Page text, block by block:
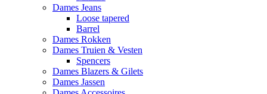
Dames Jeans
Loose tapered
Barrel
Dames Rokken
Dames Truien & Vesten
Spencers
Dames Blazers & Gilets
Dames Jassen